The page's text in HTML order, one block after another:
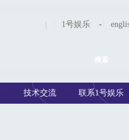
| 1号娱乐 -
技术交流 联系1号娱乐